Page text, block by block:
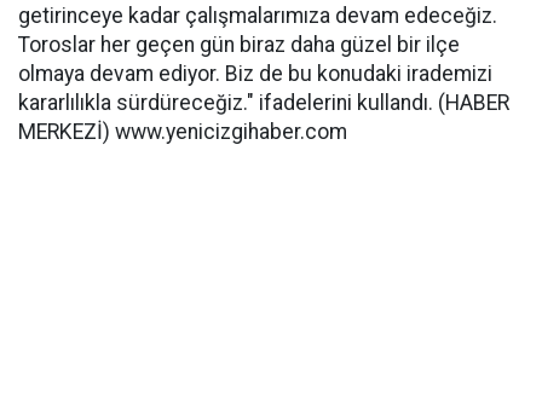
getirinceye kadar çalışmalarımıza devam edeceğiz.
Toroslar her geçen gün biraz daha güzel bir ilçe
olmaya devam ediyor. Biz de bu konudaki irademizi
kararlılıkla sürdüreceğiz." ifadelerini kullandı. (HABER
MERKEZİ) www.yenicizgihaber.com